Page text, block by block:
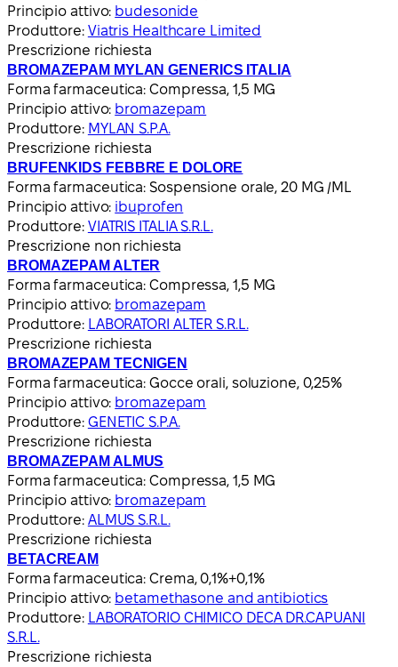
Principio attivo: budesonide
Produttore: Viatris Healthcare Limited
Prescrizione richiesta
BROMAZEPAM MYLAN GENERICS ITALIA
Forma farmaceutica: Compressa, 1,5 MG
Principio attivo: bromazepam
Produttore: MYLAN S.P.A.
Prescrizione richiesta
BRUFENKIDS FEBBRE E DOLORE
Forma farmaceutica: Sospensione orale, 20 MG /ML
Principio attivo: ibuprofen
Produttore: VIATRIS ITALIA S.R.L.
Prescrizione non richiesta
BROMAZEPAM ALTER
Forma farmaceutica: Compressa, 1,5 MG
Principio attivo: bromazepam
Produttore: LABORATORI ALTER S.R.L.
Prescrizione richiesta
BROMAZEPAM TECNIGEN
Forma farmaceutica: Gocce orali, soluzione, 0,25%
Principio attivo: bromazepam
Produttore: GENETIC S.P.A.
Prescrizione richiesta
BROMAZEPAM ALMUS
Forma farmaceutica: Compressa, 1,5 MG
Principio attivo: bromazepam
Produttore: ALMUS S.R.L.
Prescrizione richiesta
BETACREAM
Forma farmaceutica: Crema, 0,1%+0,1%
Principio attivo: betamethasone and antibiotics
Produttore: LABORATORIO CHIMICO DECA DR.CAPUANI
S.R.L.
Prescrizione richiesta